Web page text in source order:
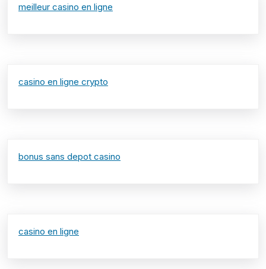
meilleur casino en ligne
casino en ligne crypto
bonus sans depot casino
casino en ligne